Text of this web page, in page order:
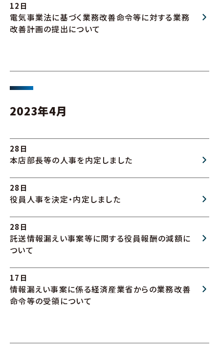
12日
電気事業法に基づく業務改善命令等に対する業務
改善計画の提出について
2023年4月
28日
本店部長等の人事を内定しました
28日
役員人事を決定・内定しました
28日
託送情報漏えい事案等に関する役員報酬の減額に
ついて
17日
情報漏えい事案に係る経済産業省からの業務改善
命令等の受領について